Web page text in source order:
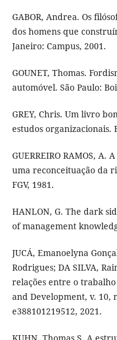
GABOR, Andrea. Os
dos homens que
Janeiro: Campus, 2001.
GOUNET, Thomas.
automóvel. São Paulo:
GREY, Chris. Um livro
estudos organizacionais.
GUERREIRO RAMOS, A.
uma reconceituação da
FGV, 1981.
HANLON, G. The dark
of management
JUCÁ, Emanoelyna
Rodrigues; DA SILVA,
relações entre o
and Development, v. 10,
e388101219512, 2021.